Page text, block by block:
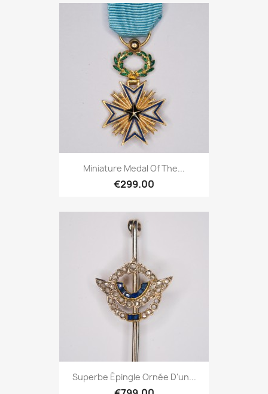
Miniature Medal Of The...
€299.00
Superbe Épingle Ornée D'un...